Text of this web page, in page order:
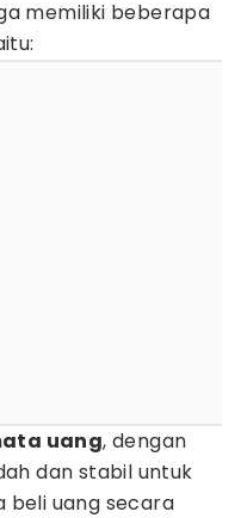
memiliki beberapa
uang, dengan
dan stabil untuk
beli uang secara